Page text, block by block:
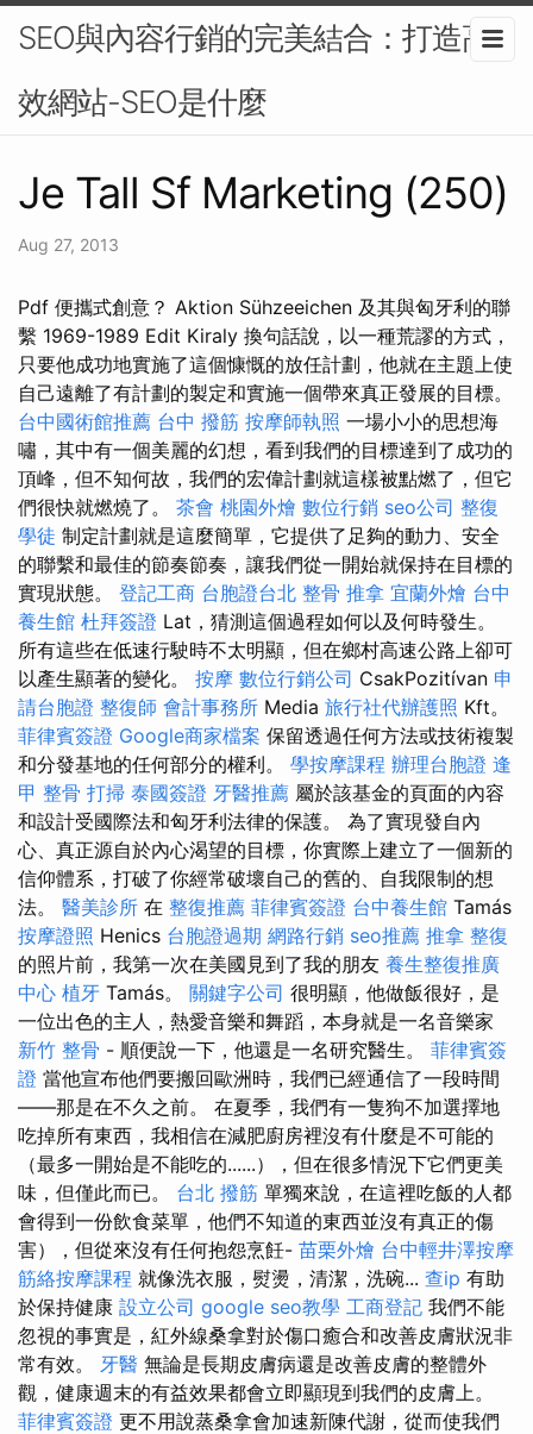
SEO與內容行銷的完美結合：打造高
效網站-SEO是什麼
Je Tall Sf Marketing (250)
Aug 27, 2013
Pdf 便攜式創意？ Aktion Sühzeeichen 及其與匈牙利的聯
繫 1969-1989 Edit Kiraly 換句話說，以一種荒謬的方式，
只要他成功地實施了這個慷慨的放任計劃，他就在主題上使
自己遠離了有計劃的製定和實施一個帶來真正發展的目標。
台中國術館推薦 台中 撥筋 按摩師執照 一場小小的思想海
嘯，其中有一個美麗的幻想，看到我們的目標達到了成功的
頂峰，但不知何故，我們的宏偉計劃就這樣被點燃了，但它
們很快就燃燒了。 茶會 桃園外燴 數位行銷 seo公司 整復
學徒 制定計劃就是這麼簡單，它提供了足夠的動力、安全
的聯繫和最佳的節奏節奏，讓我們從一開始就保持在目標的
實現狀態。 登記工商 台胞證台北 整骨 推拿 宜蘭外燴 台中
養生館 杜拜簽證 Lat，猜測這個過程如何以及何時發生。
所有這些在低速行駛時不太明顯，但在鄉村高速公路上卻可
以產生顯著的變化。 按摩 數位行銷公司 CsakPozitívan 申
請台胞證 整復師 會計事務所 Media 旅行社代辦護照 Kft。
菲律賓簽證 Google商家檔案 保留透過任何方法或技術複製
和分發基地的任何部分的權利。 學按摩課程 辦理台胞證 逢
甲 整骨 打掃 泰國簽證 牙醫推薦 屬於該基金的頁面的內容
和設計受國際法和匈牙利法律的保護。 為了實現發自內
心、真正源自於內心渴望的目標，你實際上建立了一個新的
信仰體系，打破了你經常破壞自己的舊的、自我限制的想
法。 醫美診所 在 整復推薦 菲律賓簽證 台中養生館 Tamás
按摩證照 Henics 台胞證過期 網路行銷 seo推薦 推拿 整復
的照片前，我第一次在美國見到了我的朋友 養生整復推廣
中心 植牙 Tamás。 關鍵字公司 很明顯，他做飯很好，是
一位出色的主人，熱愛音樂和舞蹈，本身就是一名音樂家
新竹 整骨 - 順便說一下，他還是一名研究醫生。 菲律賓簽
證 當他宣布他們要搬回歐洲時，我們已經通信了一段時間
——那是在不久之前。 在夏季，我們有一隻狗不加選擇地
吃掉所有東西，我相信在減肥廚房裡沒有什麼是不可能的
（最多一開始是不能吃的......），但在很多情況下它們更美
味，但僅此而已。 台北 撥筋 單獨來說，在這裡吃飯的人都
會得到一份飲食菜單，他們不知道的東西並沒有真正的傷
害），但從來沒有任何抱怨烹飪- 苗栗外燴 台中輕井澤按摩
筋絡按摩課程 就像洗衣服，熨燙，清潔，洗碗... 查ip 有助
於保持健康 設立公司 google seo教學 工商登記 我們不能
忽視的事實是，紅外線桑拿對於傷口癒合和改善皮膚狀況非
常有效。 牙醫 無論是長期皮膚病還是改善皮膚的整體外
觀，健康週末的有益效果都會立即顯現到我們的皮膚上。
菲律賓簽證 更不用說蒸桑拿會加速新陳代謝，從而使我們